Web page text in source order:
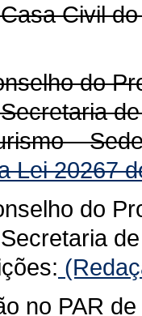
Civil
do
–
Lei 20267
do
no PAR